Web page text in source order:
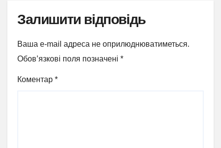
Залишити відповідь
Ваша e-mail адреса не оприлюднюватиметься.
Обов’язкові поля позначені *
Коментар *